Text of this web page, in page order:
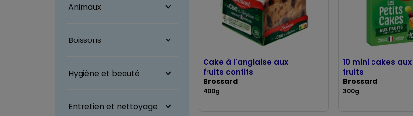
Animaux
Boissons
Hygiène et beauté
Entretien et nettoyage
Cake à l'anglaise aux
fruits confits
Brossard
400g
10 mini cakes aux
fruits
Brossard
300g